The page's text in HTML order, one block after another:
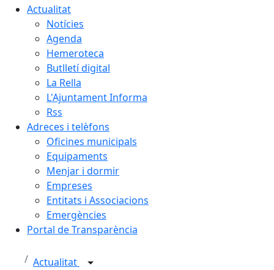
Actualitat
Notícies
Agenda
Hemeroteca
Butlletí digital
La Rella
L'Ajuntament Informa
Rss
Adreces i telèfons
Oficines municipals
Equipaments
Menjar i dormir
Empreses
Entitats i Associacions
Emergències
Portal de Transparència
Actualitat